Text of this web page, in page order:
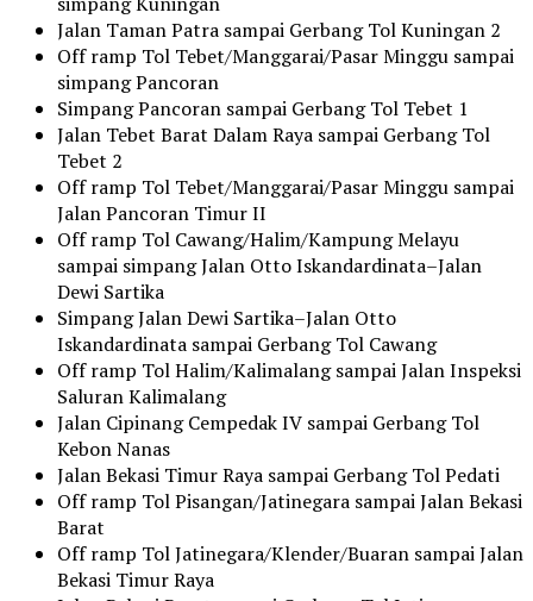
Jalan Taman Patra sampai Gerbang Tol Kuningan 2
Off ramp Tol Tebet/Manggarai/Pasar Minggu sampai
simpang Pancoran
Simpang Pancoran sampai Gerbang Tol Tebet 1
Jalan Tebet Barat Dalam Raya sampai Gerbang Tol
Tebet 2
Off ramp Tol Tebet/Manggarai/Pasar Minggu sampai
Jalan Pancoran Timur II
Off ramp Tol Cawang/Halim/Kampung Melayu
sampai simpang Jalan Otto Iskandardinata–Jalan
Dewi Sartika
Simpang Jalan Dewi Sartika–Jalan Otto
Iskandardinata sampai Gerbang Tol Cawang
Off ramp Tol Halim/Kalimalang sampai Jalan Inspeksi
Saluran Kalimalang
Jalan Cipinang Cempedak IV sampai Gerbang Tol
Kebon Nanas
Jalan Bekasi Timur Raya sampai Gerbang Tol Pedati
Off ramp Tol Pisangan/Jatinegara sampai Jalan Bekasi
Barat
Off ramp Tol Jatinegara/Klender/Buaran sampai Jalan
Bekasi Timur Raya